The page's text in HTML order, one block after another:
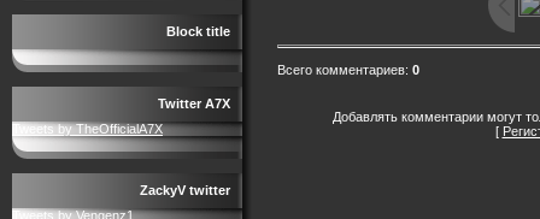
Block title
Twitter A7X
Tweets by TheOfficialA7X
ZackyV twitter
Tweets by Vengenz1
Всего комментариев: 0
Добавлять комментарии могут
[